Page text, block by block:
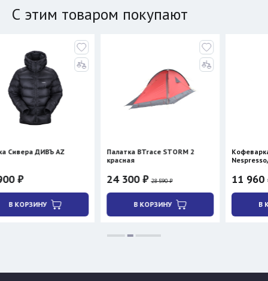
С этим товаром покупают
AZ
Палатка BTrace STORM 2
28 590 ₽
Кофеварка Cera+ PCM
Nespresso/молотый